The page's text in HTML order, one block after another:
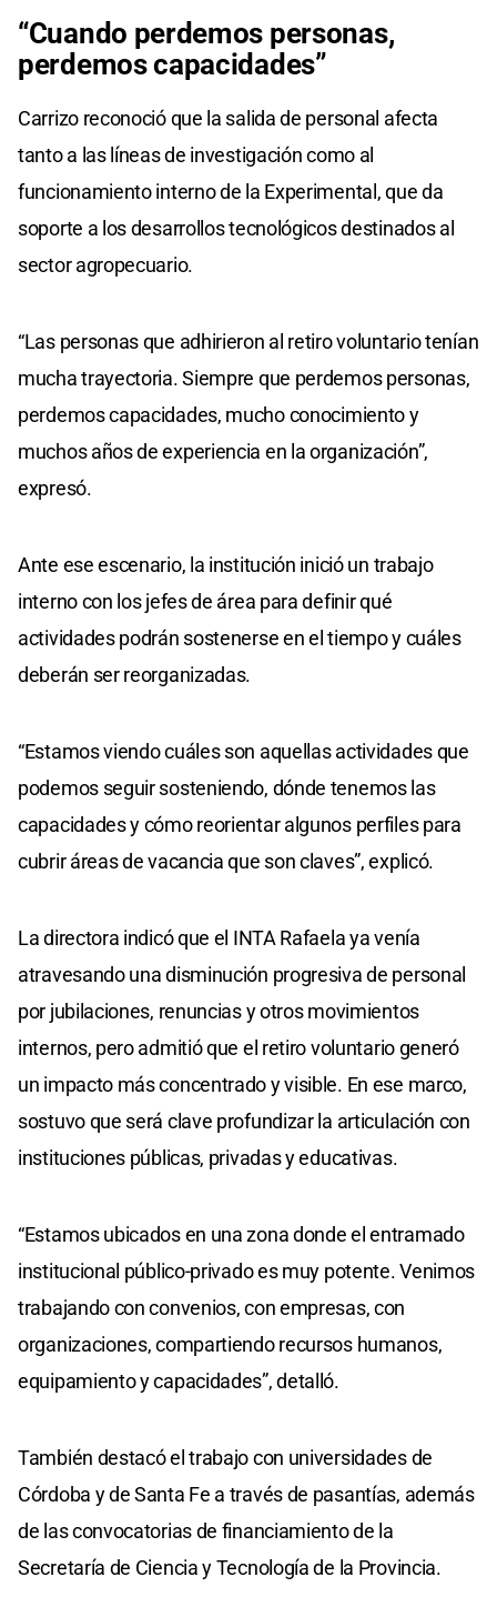
“Cuando perdemos personas,
perdemos capacidades”
Carrizo reconoció que la salida de personal afecta
tanto a las líneas de investigación como al
funcionamiento interno de la Experimental, que da
soporte a los desarrollos tecnológicos destinados al
sector agropecuario.
“Las personas que adhirieron al retiro voluntario tenían
mucha trayectoria. Siempre que perdemos personas,
perdemos capacidades, mucho conocimiento y
muchos años de experiencia en la organización”,
expresó.
Ante ese escenario, la institución inició un trabajo
interno con los jefes de área para definir qué
actividades podrán sostenerse en el tiempo y cuáles
deberán ser reorganizadas.
“Estamos viendo cuáles son aquellas actividades que
podemos seguir sosteniendo, dónde tenemos las
capacidades y cómo reorientar algunos perfiles para
cubrir áreas de vacancia que son claves”, explicó.
La directora indicó que el INTA Rafaela ya venía
atravesando una disminución progresiva de personal
por jubilaciones, renuncias y otros movimientos
internos, pero admitió que el retiro voluntario generó
un impacto más concentrado y visible. En ese marco,
sostuvo que será clave profundizar la articulación con
instituciones públicas, privadas y educativas.
“Estamos ubicados en una zona donde el entramado
institucional público-privado es muy potente. Venimos
trabajando con convenios, con empresas, con
organizaciones, compartiendo recursos humanos,
equipamiento y capacidades”, detalló.
También destacó el trabajo con universidades de
Córdoba y de Santa Fe a través de pasantías, además
de las convocatorias de financiamiento de la
Secretaría de Ciencia y Tecnología de la Provincia.